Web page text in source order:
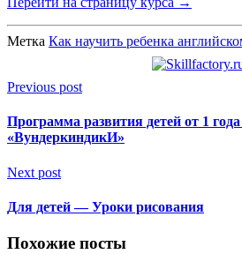
Метка Как научить ребенка
Previous post
Программа развития детей от 1 года
«ВундеркиндикИ»
Next post
Для детей — Уроки рисования
Похожие посты